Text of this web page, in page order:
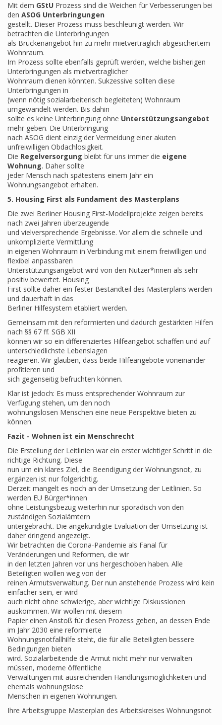
Mit dem GStU Prozess sind die Weichen für Verbesserungen bei
den ASOG Unterbringungen
gestellt. Dieser Prozess muss beschleunigt werden. Wir
betrachten die Unterbringungen
als Brückenangebot hin zu mehr mietvertraglich abgesichertem
Wohnraum.
Im Prozess sollte ebenfalls geprüft werden, welche bisherigen
Unterbringungen als mietvertraglicher
Wohnraum dienen könnten. Sukzessive sollten diese
Unterbringungen in
(wenn nötig sozialarbeiterisch begleiteten) Wohnraum
umgewandelt werden. Bis dahin
sollte es keine Unterbringung ohne Unterstützungsangebot
mehr geben. Die Unterbringung
nach ASOG dient einzig der Vermeidung einer akuten
unfreiwilligen Obdachlosigkeit.
Die Regelversorgung bleibt für uns immer die eigene
Wohnung. Daher sollte
jeder Mensch nach spätestens einem Jahr ein
Wohnungsangebot erhalten.
5. Housing First als Fundament des Masterplans
Die zwei Berliner Housing First-Modellprojekte zeigen bereits
nach zwei Jahren überzeugende
und vielversprechende Ergebnisse. Vor allem die schnelle und
unkomplizierte Vermittlung
in eigenen Wohnraum in Verbindung mit einem freiwilligen und
flexibel anpassbaren
Unterstützungsangebot wird von den Nutzer*innen als sehr
positiv bewertet. Housing
First sollte daher ein fester Bestandteil des Masterplans werden
und dauerhaft in das
Berliner Hilfesystem etabliert werden.
Gemeinsam mit den reformierten und dadurch gestärkten Hilfen
nach §§ 67 ff. SGB XII
können wir so ein differenziertes Hilfeangebot schaffen und auf
unterschiedlichste Lebenslagen
reagieren. Wir glauben, dass beide Hilfeangebote voneinander
profitieren und
sich gegenseitig befruchten können.
Klar ist jedoch: Es muss entsprechender Wohnraum zur
Verfügung stehen, um den noch
wohnungslosen Menschen eine neue Perspektive bieten zu
können.
Fazit - Wohnen ist ein Menschrecht
Die Erstellung der Leitlinien war ein erster wichtiger Schritt in die
richtige Richtung. Diese
nun um ein klares Ziel, die Beendigung der Wohnungsnot, zu
ergänzen ist nur folgerichtig.
Derzeit mangelt es noch an der Umsetzung der Leitlinien. So
werden EU Bürger*innen
ohne Leistungsbezug weiterhin nur sporadisch von den
zuständigen Sozialämtern
untergebracht. Die angekündigte Evaluation der Umsetzung ist
daher dringend angezeigt.
Wir betrachten die Corona-Pandemie als Fanal für
Veränderungen und Reformen, die wir
in den letzten Jahren vor uns hergeschoben haben. Alle
Beteiligten wollen weg von der
reinen Armutsverwaltung. Der nun anstehende Prozess wird kein
einfacher sein, er wird
auch nicht ohne schwierige, aber wichtige Diskussionen
auskommen. Wir wollen mit diesem
Papier einen Anstoß für diesen Prozess geben, an dessen Ende
im Jahr 2030 eine reformierte
Wohnungsnotfallhilfe steht, die für alle Beteiligten bessere
Bedingungen bieten
wird. Sozialarbeitende die Armut nicht mehr nur verwalten
müssen, moderne öffentliche
Verwaltungen mit ausreichenden Handlungsmöglichkeiten und
ehemals wohnungslose
Menschen in eigenen Wohnungen.
Ihre Arbeitsgruppe Masterplan des Arbeitskreises Wohnungsnot